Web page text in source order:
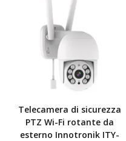
Telecamera di sicurezza
PTZ Wi-Fi rotante da
esterno Innotronik ITY-